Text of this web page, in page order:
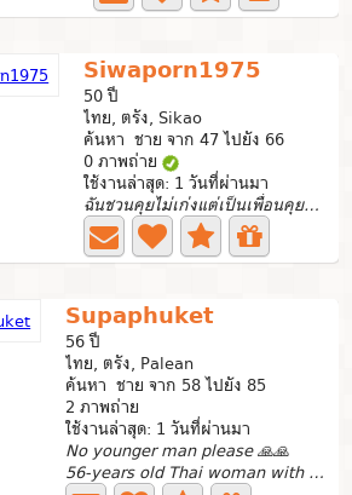
Siwaporn1975
50 ปี
ไทย, ตรัง, Sikao
ค้นหา ชาย จาก 47 ไปยัง 66
0 ภาพถ่าย
ใช้งานล่าสุด: 1 วันที่ผ่านมา
ฉันชวนคุยไม่เก่งแต่เป็นเพื่อนคุยที่ดีได้...
Supaphuket
56 ปี
ไทย, ตรัง, Palean
ค้นหา ชาย จาก 58 ไปยัง 85
2 ภาพถ่าย
ใช้งานล่าสุด: 1 วันที่ผ่านมา
No younger man please 🙏🙏
56-years old Thai woman with a warm heart, a positive...